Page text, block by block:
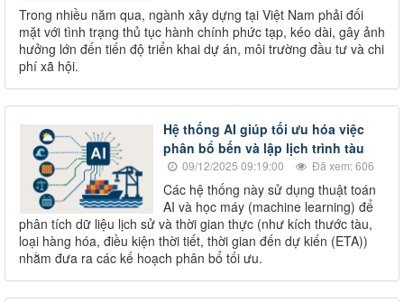
Trong nhiều năm qua, ngành xây dựng tại Việt Nam phải đối
mặt với tình trạng thủ tục hành chính phức tạp, kéo dài, gây ảnh
hưởng lớn đến tiến độ triển khai dự án, môi trường đầu tư và chi
phí xã hội.
Hệ thống AI giúp tối ưu hóa việc
phân bổ bến và lập lịch trình tàu
09/12/2025 09:19:00 Đã xem: 606
Các hệ thống này sử dụng thuật toán
AI và học máy (machine learning) để
phân tích dữ liệu lịch sử và thời gian thực (như kích thước tàu,
loại hàng hóa, điều kiện thời tiết, thời gian đến dự kiến (ETA))
nhằm đưa ra các kế hoạch phân bổ tối ưu.